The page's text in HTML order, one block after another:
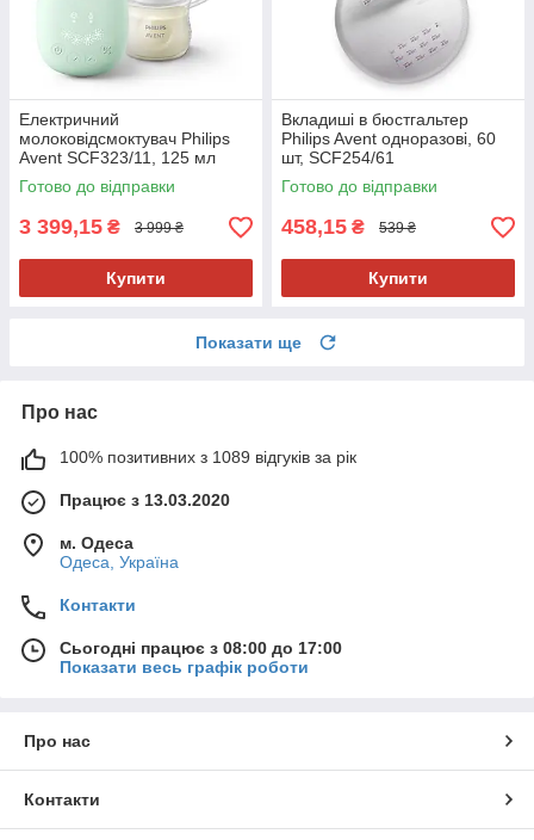
Електричний
молоковідсмоктувач Philips
Avent SCF323/11, 125 мл
Готово до відправки
3 399,15 ₴ 3 999 ₴
Купити
Вкладиші в бюстгальтер
Philips Avent одноразові, 60
шт, SCF254/61
Готово до відправки
458,15 ₴ 539 ₴
Купити
Показати ще
Про нас
100% позитивних з 1089 відгуків за рік
Працює з 13.03.2020
м. Одеса
Одеса, Україна
Контакти
Сьогодні працює з 08:00 до 17:00
Показати весь графік роботи
Про нас
Контакти